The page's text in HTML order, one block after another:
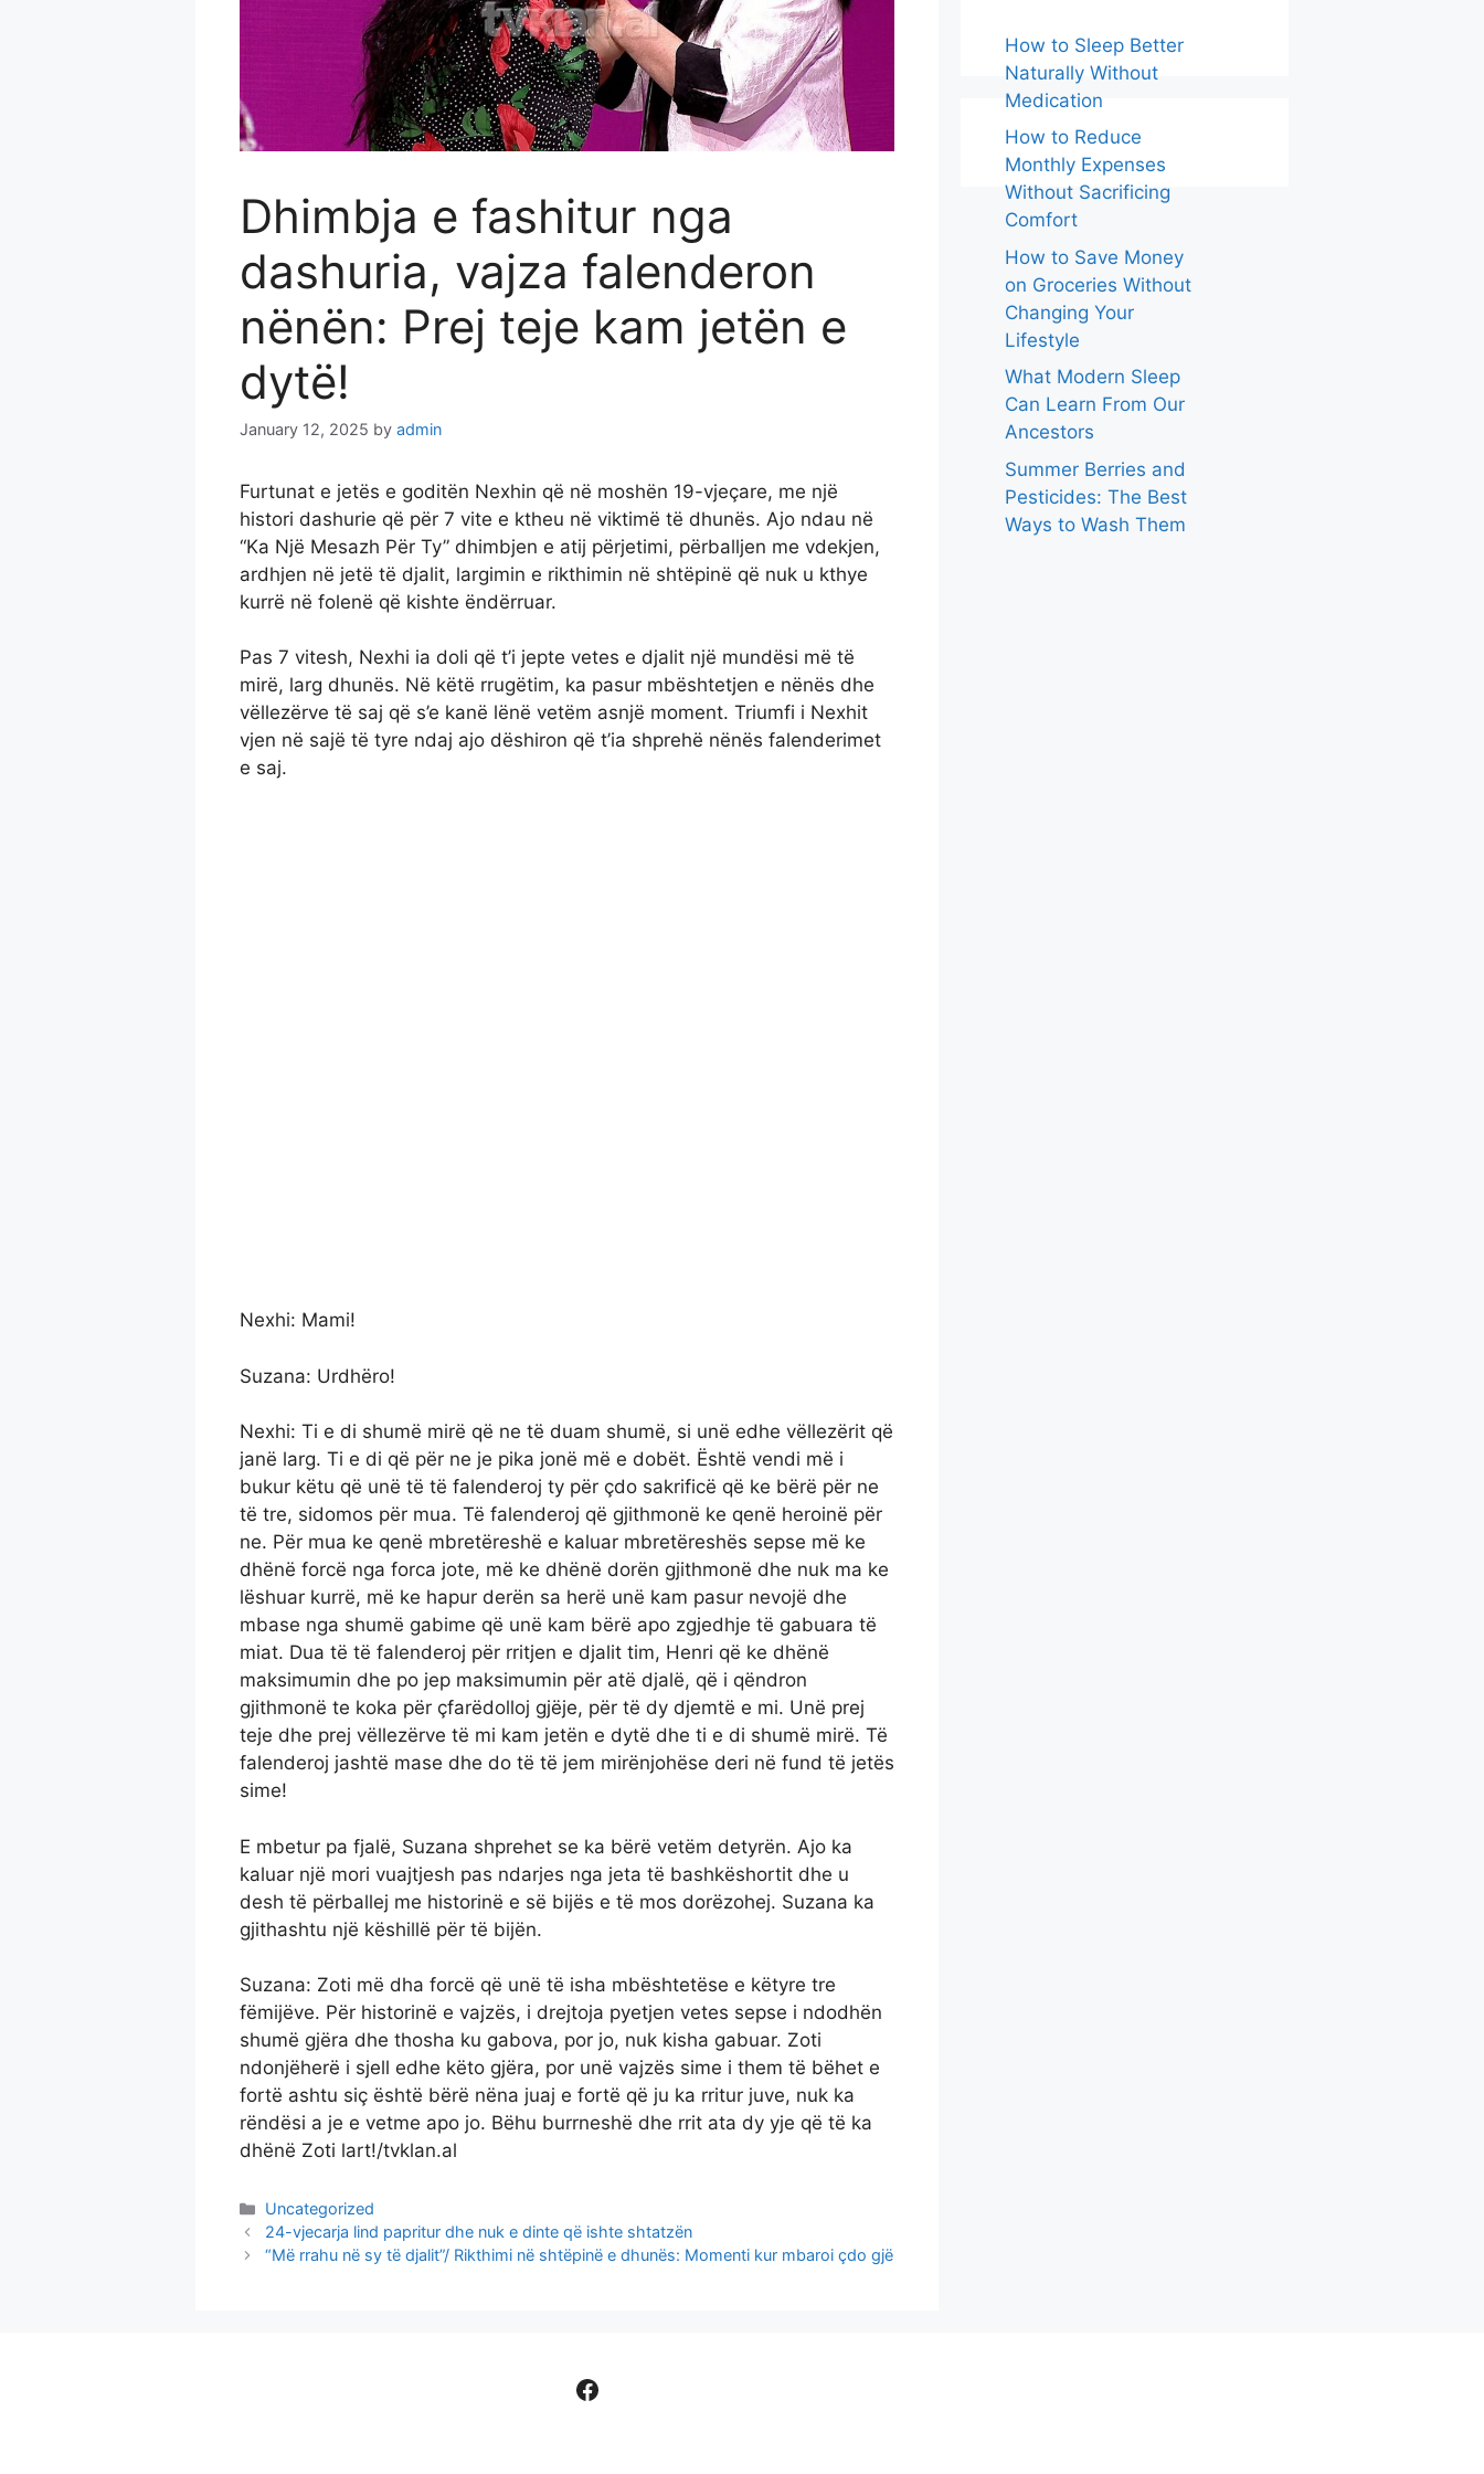
Dhimbja e fashitur nga
dashuria, vajza falenderon
nënën: Prej teje kam jetën e
dytë!
January 12, 2025 by admin
Furtunat e jetës e goditën Nexhin që në moshën 19-vjeçare, me një
histori dashurie që për 7 vite e ktheu në viktimë të dhunës. Ajo ndau në
“Ka Një Mesazh Për Ty” dhimbjen e atij përjetimi, përballjen me vdekjen,
ardhjen në jetë të djalit, largimin e rikthimin në shtëpinë që nuk u kthye
kurrë në folenë që kishte ëndërruar.
Pas 7 vitesh, Nexhi ia doli që t’i jepte vetes e djalit një mundësi më të
mirë, larg dhunës. Në këtë rrugëtim, ka pasur mbështetjen e nënës dhe
vëllezërve të saj që s’e kanë lënë vetëm asnjë moment. Triumfi i Nexhit
vjen në sajë të tyre ndaj ajo dëshiron që t’ia shprehë nënës falenderimet
e saj.
Nexhi: Mami!
Suzana: Urdhëro!
Nexhi: Ti e di shumë mirë që ne të duam shumë, si unë edhe vëllezërit që
janë larg. Ti e di që për ne je pika jonë më e dobët. Është vendi më i
bukur këtu që unë të të falenderoj ty për çdo sakrificë që ke bërë për ne
të tre, sidomos për mua. Të falenderoj që gjithmonë ke qenë heroinë për
ne. Për mua ke qenë mbretëreshë e kaluar mbretëreshës sepse më ke
dhënë forcë nga forca jote, më ke dhënë dorën gjithmonë dhe nuk ma ke
lëshuar kurrë, më ke hapur derën sa herë unë kam pasur nevojë dhe
mbase nga shumë gabime që unë kam bërë apo zgjedhje të gabuara të
miat. Dua të të falenderoj për rritjen e djalit tim, Henri që ke dhënë
maksimumin dhe po jep maksimumin për atë djalë, që i qëndron
gjithmonë te koka për çfarëdolloj gjëje, për të dy djemtë e mi. Unë prej
teje dhe prej vëllezërve të mi kam jetën e dytë dhe ti e di shumë mirë. Të
falenderoj jashtë mase dhe do të të jem mirënjohëse deri në fund të jetës
sime!
E mbetur pa fjalë, Suzana shprehet se ka bërë vetëm detyrën. Ajo ka
kaluar një mori vuajtjesh pas ndarjes nga jeta të bashkëshortit dhe u
desh të përballej me historinë e së bijës e të mos dorëzohej. Suzana ka
gjithashtu një këshillë për të bijën.
Suzana: Zoti më dha forcë që unë të isha mbështetëse e këtyre tre
fëmijëve. Për historinë e vajzës, i drejtoja pyetjen vetes sepse i ndodhën
shumë gjëra dhe thosha ku gabova, por jo, nuk kisha gabuar. Zoti
ndonjëherë i sjell edhe këto gjëra, por unë vajzës sime i them të bëhet e
fortë ashtu siç është bërë nëna juaj e fortë që ju ka rritur juve, nuk ka
rëndësi a je e vetme apo jo. Bëhu burrneshë dhe rrit ata dy yje që të ka
dhënë Zoti lart!/tvklan.al
Categories
Uncategorized
24-vjecarja lind papritur dhe nuk e dinte që ishte shtatzën
“Më rrahu në sy të djalit”/ Rikthimi në shtëpinë e dhunës: Momenti kur mbaroi çdo gjë
How to Sleep Better
Naturally Without
Medication
How to Reduce
Monthly Expenses
Without Sacrificing
Comfort
How to Save Money
on Groceries Without
Changing Your
Lifestyle
What Modern Sleep
Can Learn From Our
Ancestors
Summer Berries and
Pesticides: The Best
Ways to Wash Them
Facebook